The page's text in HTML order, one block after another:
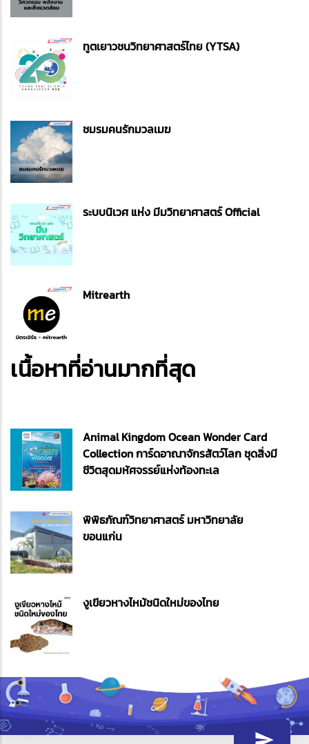
ทูตเยาวชนวิทยาศาสตร์ไทย (YTSA)
ชมรมคนรักมวลเมฆ
ระบบนิเวศ แห่ง มีมวิทยาศาสตร์ Official
Mitrearth
เนื้อหาที่อ่านมากที่สุด
Animal Kingdom Ocean Wonder Card
Collection การ์ดอาณาจักรสัตว์โลก ชุดสิ่งมี
ชีวิตสุดมหัศจรรย์แห่งท้องทะเล
พิพิธภัณฑ์วิทยาศาสตร์ มหาวิทยาลัย
ขอนแก่น
งูเขียวหางไหม้ชนิดใหม่ของไทย